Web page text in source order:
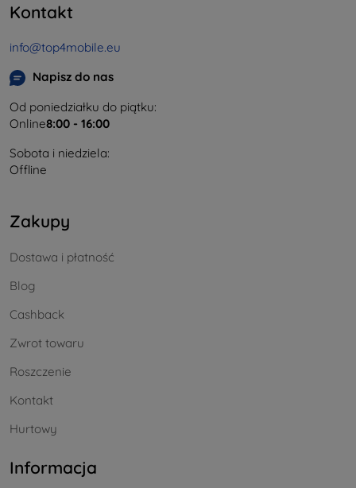
Kontakt
info@top4mobile.eu
Napisz do nas
Od poniedziałku do piątku:
Online8:00 - 16:00
Sobota i niedziela:
Offline
Zakupy
Dostawa i płatność
Blog
Cashback
Zwrot towaru
Roszczenie
Kontakt
Hurtowy
Informacja